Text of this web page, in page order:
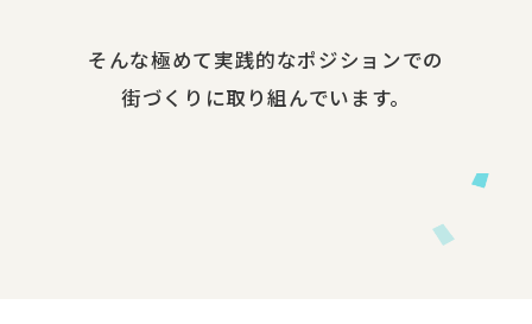
​そんな​極めて​実践的な​ポジションでの​
街づくりに​取り組んでいます。​